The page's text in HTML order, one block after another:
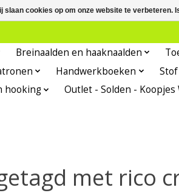
Breinaalden en haaknaalden
Handwerkboeken
hooking
Outlet - Solden - Koopjes
met rico
slaan cookies op om onze website te verbeteren.